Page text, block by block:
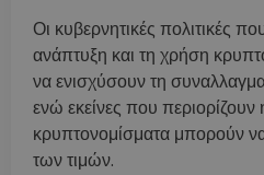
Οι κυβερνητικές πολιτικές
ανάπτυξη και τη χρήση
να ενισχύσουν τη
ενώ εκείνες που
κρυπτονομίσματα μπορούν
των τιμών.